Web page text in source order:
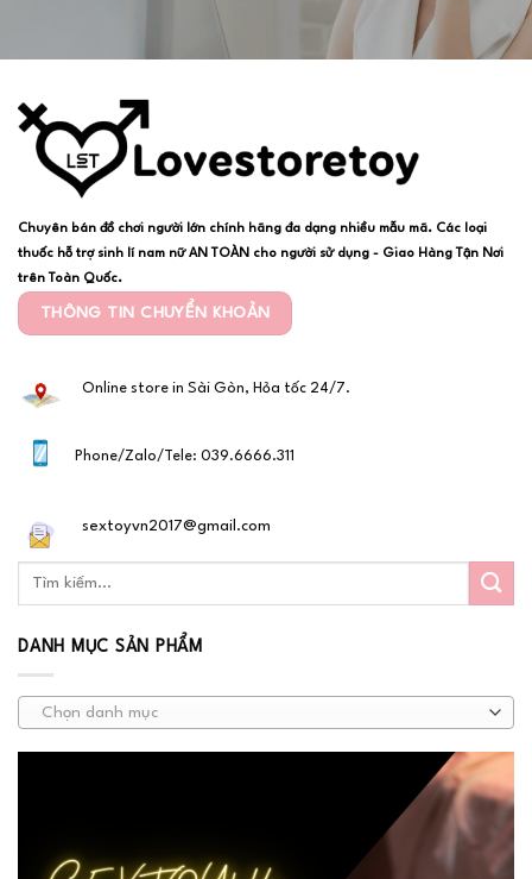
Chuyên bán đồ chơi người lớn chính hãng đa dạng nhiều mẫu mã. Các loại
thuốc hỗ trợ sinh lí nam nữ AN TOÀN cho người sử dụng - Giao Hàng Tận Nơi
trên Toàn Quốc.
THÔNG TIN CHUYỂN KHOẢN
Online store in Sài Gòn, Hỏa tốc 24/7.
Phone/Zalo/Tele: 039.6666.311
sextoyvn2017@gmail.com
DANH MỤC SẢN PHẨM
Chọn danh mục